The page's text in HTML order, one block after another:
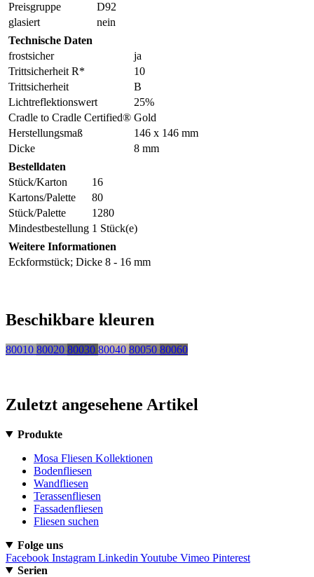
Preisgruppe
D92
glasiert
nein
Technische Daten
frostsicher
ja
Trittsicherheit R*
10
Trittsicherheit
B
Lichtreflektionswert
25%
Cradle to Cradle Certified® Gold
Herstellungsmaß
146 x 146 mm
Dicke
8 mm
Bestelldaten
Stück/Karton
16
Kartons/Palette
80
Stück/Palette
1280
Mindestbestellung 1 Stück(e)
Weitere Informationen
Eckformstück; Dicke 8 - 16 mm
Beschikbare kleuren
80010 80020 80030 80040 80050 80060
Zuletzt angesehene Artikel
Produkte
Mosa Fliesen Kollektionen
Bodenfliesen
Wandfliesen
Terassenfliesen
Fassadenfliesen
Fliesen suchen
Folge uns
Facebook Instagram Linkedin Youtube Vimeo Pinterest
Serien